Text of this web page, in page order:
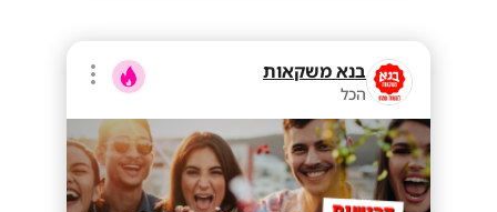
בנא משקאות
הכל